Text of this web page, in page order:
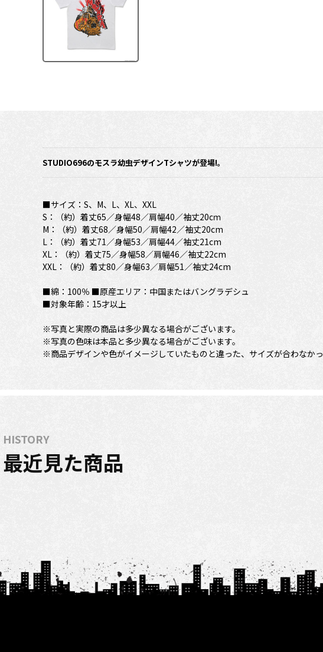
STUDIO696のモスラ幼虫デザインTシャツが登場!。
■サイズ：S、M、L、XL、XXL
S：（約）着丈65／身幅48／肩幅40／袖丈20cｍ
M：（約）着丈68／身幅50／肩幅42／袖丈20cm
L：（約）着丈71／身幅53／肩幅44／袖丈21cm
XL：（約）着丈75／身幅58／肩幅46／袖丈22cm
XXL：（約）着丈80／身幅63／肩幅51／袖丈24cm
■綿：100％ ■原産エリア：中国またはバングラデシュ
■対象年齢：15才以上
※写真と実際の商品は多少異なる場合がございます。
※写真の色味は本品と多少異なる場合がございます。
※商品デザインや色がイメージしていたものと違った、サイズが合わなか
HISTORY
最近見た商品